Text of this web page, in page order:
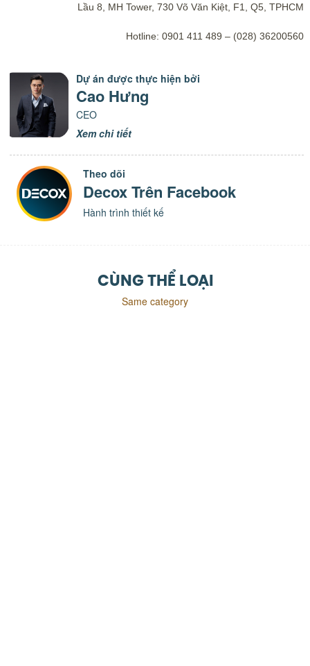
Lầu 8, MH Tower, 730 Võ Văn Kiệt, F1, Q5, TPHCM
Hotline: 0901 411 489 – (028) 36200560
Dự án được thực hiện bởi
Cao Hưng
CEO
Xem chi tiết
Theo dõi
Decox Trên Facebook
Hành trình thiết kế
CÙNG THỂ LOẠI
Same category